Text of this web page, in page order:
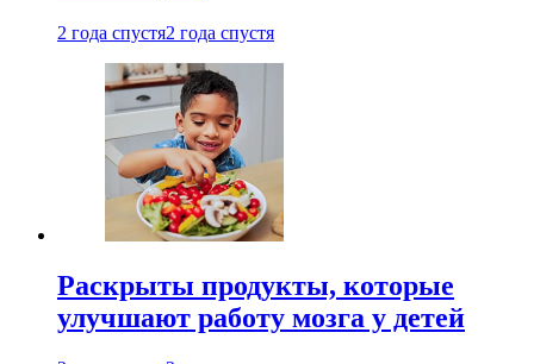
2 года спустя2 года спустя
Раскрыты продукты, которые
улучшают работу мозга у детей